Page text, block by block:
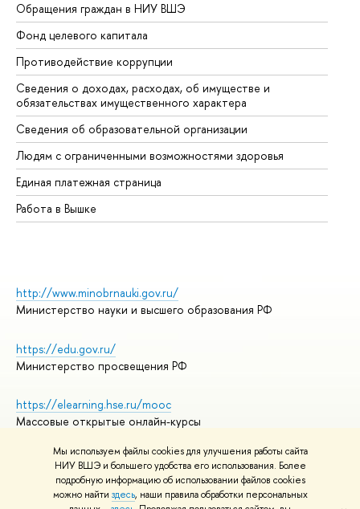
Мы используем файлы cookies для улучшения работы сайта
НИУ ВШЭ и большего удобства его использования. Более
подробную информацию об использовании файлов cookies
можно найти здесь, наши правила обработки персональных
Обращения граждан в НИУ ВШЭ
Фонд целевого капитала
Противодействие коррупции
Сведения о доходах, расходах, об имуществе и
обязательствах имущественного характера
Сведения об образовательной организации
Людям с ограниченными возможностями здоровья
Единая платежная страница
Работа в Вышке
http://www.minobrnauki.gov.ru/
Министерство науки и высшего образования РФ
https://edu.gov.ru/
Министерство просвещения РФ
https://elearning.hse.ru/mooc
Массовые открытые онлайн-курсы
© НИУ ВШЭ 1993–2026
Адреса и контакты
Условия использования материалов